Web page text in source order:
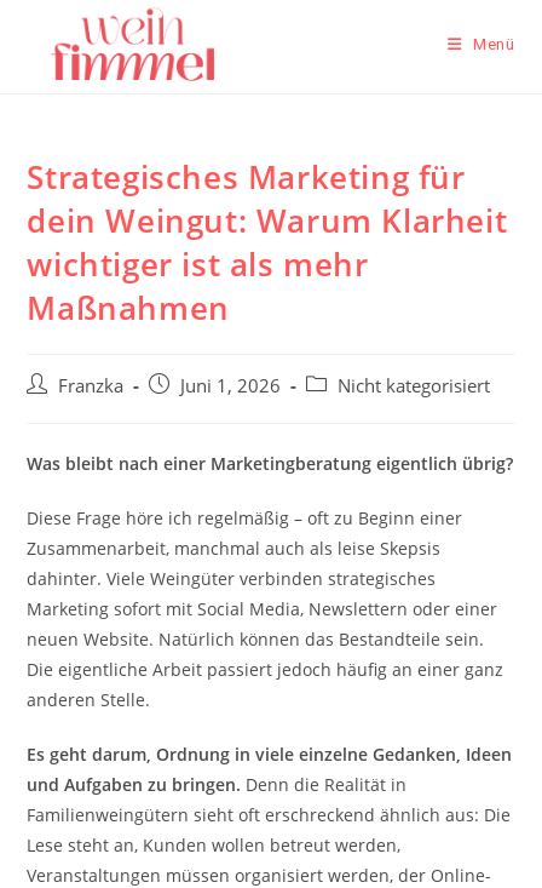
springen
Menü
Strategisches Marketing für
dein Weingut: Warum Klarheit
wichtiger ist als mehr
Maßnahmen
Beitrags-
Franzka
BeitragJuni 1, 2026
Beitrags-
Nicht kategorisiert
Was bleibt nach einer Marketingberatung eigentlich übrig?
Diese Frage höre ich regelmäßig – oft zu Beginn einer
Zusammenarbeit, manchmal auch als leise Skepsis
dahinter. Viele Weingüter verbinden strategisches
Marketing sofort mit Social Media, Newslettern oder einer
neuen Website. Natürlich können das Bestandteile sein.
Die eigentliche Arbeit passiert jedoch häufig an einer ganz
anderen Stelle.
Es geht darum, Ordnung in viele einzelne Gedanken, Ideen
und Aufgaben zu bringen. Denn die Realität in
Familienweingütern sieht oft erschreckend ähnlich aus: Die
Lese steht an, Kunden wollen betreut werden,
Veranstaltungen müssen organisiert werden, der Online-